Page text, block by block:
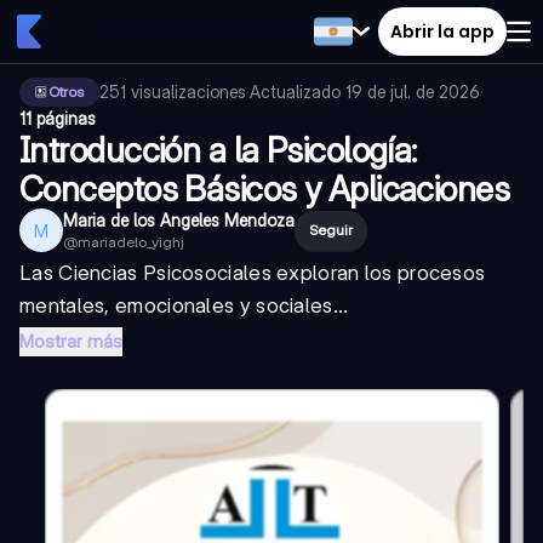
Abrir la app
Otros 251 visualizaciones·Actualizado 19 de jul. de 2026·
11 páginas
Introducción a la Psicología:
Conceptos Básicos y Aplicaciones
M Maria de los Angeles Mendoza
@mariadelo_yighj
Seguir
Las Ciencias Psicosociales exploran los procesos
mentales, emocionales y sociales...
Mostrar más